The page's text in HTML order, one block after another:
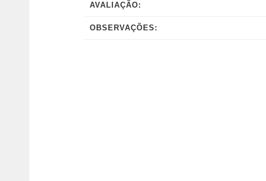
AVALIAÇÃO:
OBSERVAÇÕES: